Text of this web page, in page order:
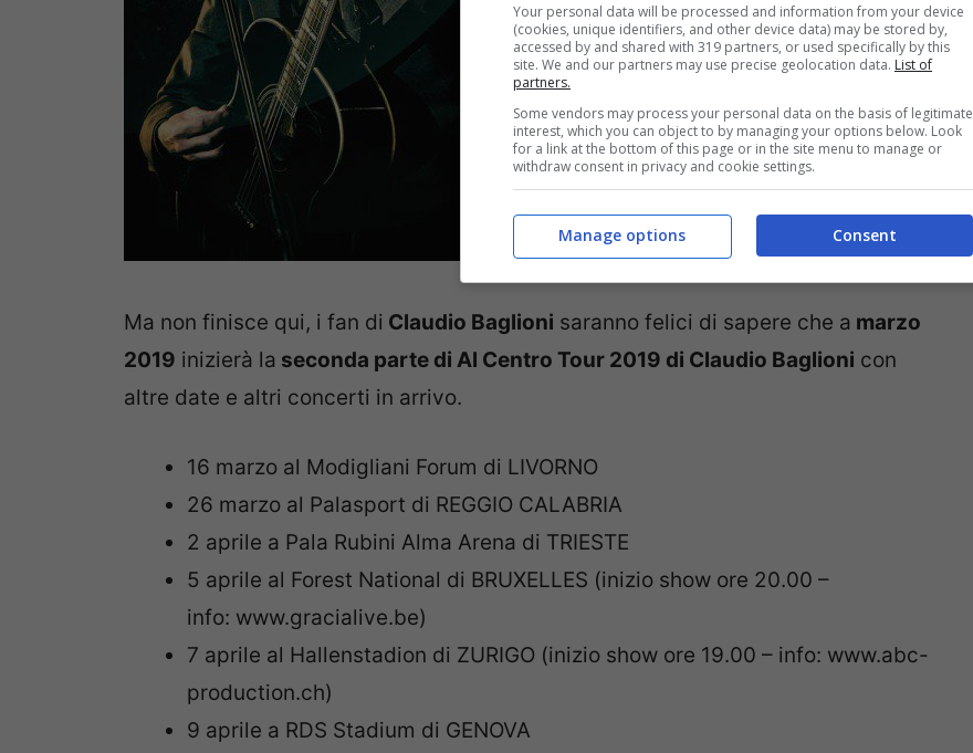
Ma non finisce qui, i fan di Claudio Baglioni saranno felici di sapere che a marzo
2019 inizierà la seconda parte di Al Centro Tour 2019 di Claudio Baglioni con
altre date e altri concerti in arrivo.
16 marzo al Modigliani Forum di LIVORNO
26 marzo al Palasport di REGGIO CALABRIA
2 aprile a Pala Rubini Alma Arena di TRIESTE
5 aprile al Forest National di BRUXELLES (inizio show ore 20.00 –
info: www.gracialive.be)
7 aprile al Hallenstadion di ZURIGO (inizio show ore 19.00 – info: www.abc-
production.ch)
9 aprile a RDS Stadium di GENOVA
Your personal data will be processed and information from your device
(cookies, unique identifiers, and other device data) may be stored by,
accessed by and shared with 319 partners, or used specifically by this
site. We and our partners may use precise geolocation data. List of
partners.
Some vendors may process your personal data on the basis of legitimate
interest, which you can object to by managing your options below. Look
for a link at the bottom of this page or in the site menu to manage or
withdraw consent in privacy and cookie settings.
Consent
Manage options